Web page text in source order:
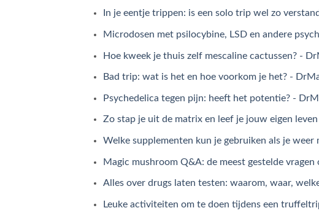
In je eentje trippen: is een solo trip wel zo
Microdosen met psilocybine, LSD en andere
Hoe kweek je thuis zelf mescaline cactussen? -
Bad trip: wat is het en hoe voorkom je het? -
Psychedelica tegen pijn: heeft het potentie? -
Zo stap je uit de matrix en leef je jouw eigen
Welke supplementen kun je gebruiken als je
Magic mushroom Q&A: de meest gestelde
Alles over drugs laten testen: waarom, waar,
Leuke activiteiten om te doen tijdens een